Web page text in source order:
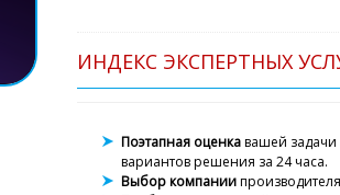
ИНДЕКС ЭКСПЕРТНЫХ
Поэтапная оценкавашей задачи
вариантов решения за 24 часа.
Выбор компании